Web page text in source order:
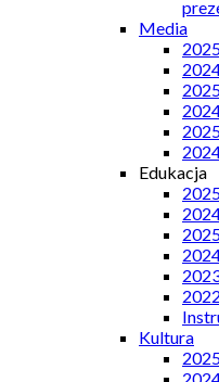
Media
Edukacja
2022
Kultura